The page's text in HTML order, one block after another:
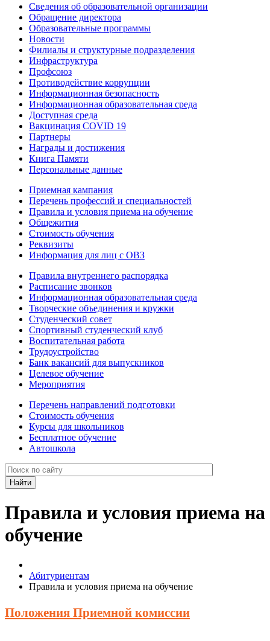
Сведения об образовательной организации
Обращение директора
Образовательные программы
Новости
Филиалы и структурные подразделения
Инфраструктура
Профсоюз
Противодействие коррупции
Информационная безопасность
Информационная образовательная среда
Доступная среда
Вакцинация COVID 19
Партнеры
Награды и достижения
Книга Памяти
Персональные данные
Приемная кампания
Перечень профессий и специальностей
Правила и условия приема на обучение
Общежития
Стоимость обучения
Реквизиты
Информация для лиц с ОВЗ
Правила внутреннего распорядка
Расписание звонков
Информационная образовательная среда
Творческие объединения и кружки
Студенческий совет
Спортивный студенческий клуб
Воспитательная работа
Трудоустройство
Банк вакансий для выпускников
Целевое обучение
Мероприятия
Перечень направлений подготовки
Стоимость обучения
Курсы для школьников
Бесплатное обучение
Автошкола
Правила и условия приема на
обучение
Абитуриентам
Правила и условия приема на обучение
Положения Приемной комиссии